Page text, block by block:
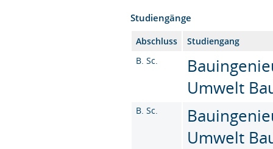
Studiengänge
Abschluss
Studiengang
B. Sc.
Umwelt
B. Sc.
Umwelt